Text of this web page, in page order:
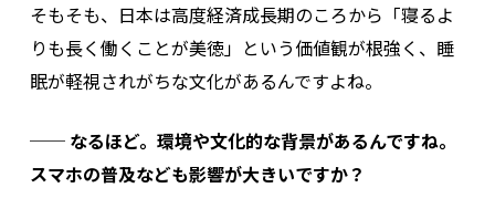
そもそも、日本は高度経済成長期のころから「寝るよ
りも長く働くことが美徳」という価値観が根強く、睡
眠が軽視されがちな文化があるんですよね。
── なるほど。環境や文化的な背景があるんですね。
スマホの普及なども影響が大きいですか？